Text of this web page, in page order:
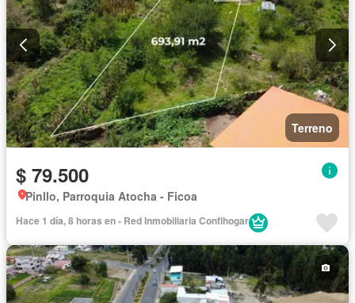
Terreno
$ 79.500
Pinllo, Parroquia Atocha - Ficoa
Hace 1 día, 8 horas en - Red Inmobiliaria Confihogar